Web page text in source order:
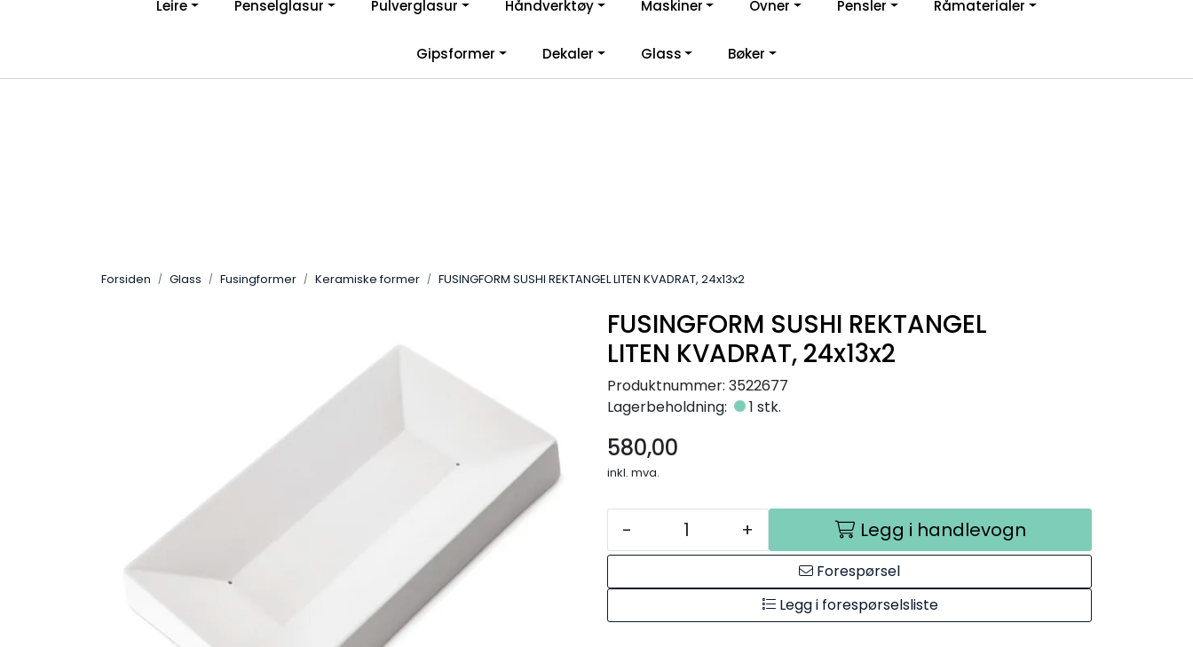
Velkommen til vår nye nettbutikk! Besøk Min side for mer informasjon
Leire Penselglasur Pulverglasur Håndverktøy Maskiner Ovner Pensler Råmaterialer
Gipsformer Dekaler Glass Bøker
Forsiden Glass Fusingformer Keramiske former FUSINGFORM SUSHI REKTANGEL LITEN KVADRAT, 24x13x2
FUSINGFORM SUSHI REKTANGEL
LITEN KVADRAT, 24x13x2
Produktnummer: 3522677
Lagerbeholdning:
1 stk.
580,00
inkl. mva.
- + Legg i handlevogn
Forespørsel
Legg i forespørselsliste